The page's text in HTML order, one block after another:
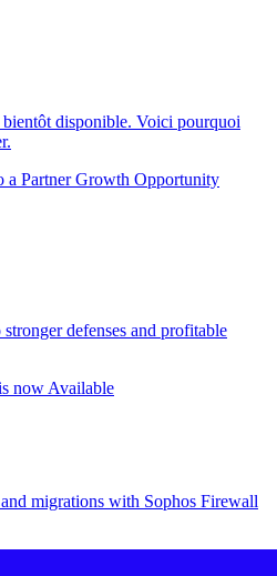
disponible. Voici pourquoi
defenses and profitable
migrations with Sophos Firewall